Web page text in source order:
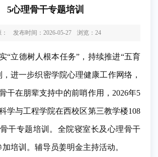
5心理骨干专题培训
发布时间：2026-05-27 浏览： 24
“立德树人根本任务”，持续推进“五育
进一步织密学院心理健康工作网络，
干在朋辈支持中的前哨作用，2026年5
学与工程学院在西校区第三教学楼108
干专题培训。全院寝室长及心理骨干
培训。辅导员姜明金主持活动。